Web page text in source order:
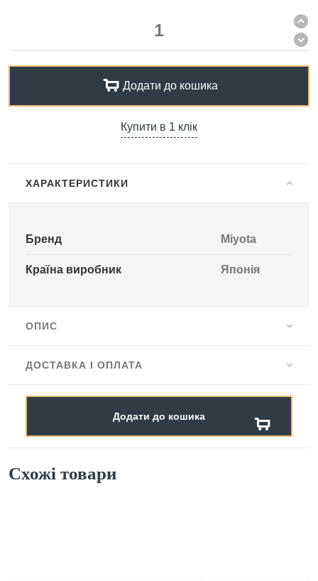
Додати до кошика
Купити в 1 клік
ХАРАКТЕРИСТИКИ
Бренд Miyota
Країна виробник Японія
ОПИС
ДОСТАВКА І ОПЛАТА
Додати до кошика
Схожі товари